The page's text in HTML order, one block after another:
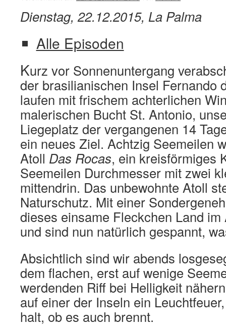
Dienstag, 22.12.2015, La Palma
Alle Episoden
Kurz vor Sonnenuntergang
der brasilianischen Insel Fernando
laufen mit frischem achterlichen
malerischen Bucht St. Antonio,
Liegeplatz der vergangenen 14
ein neues Ziel. Achtzig Seemeilen
Atoll Das Rocas, ein kreisförmiges
Seemeilen Durchmesser mit zwei
mittendrin. Das unbewohnte Atoll
Naturschutz. Mit einer
dieses einsame Fleckchen Land
und sind nun natürlich gespannt,
Absichtlich sind wir abends
dem flachen, erst auf wenige
werdenden Riff bei Helligkeit
auf einer der Inseln ein
halt, ob es auch brennt.